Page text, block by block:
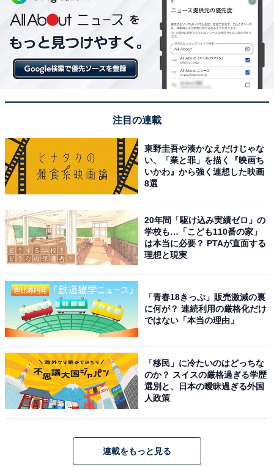
2位：諏訪部順一
第2位にランクインしたのは、諏訪部順一さん。アニメ
『呪術廻戦』両面宿儺役、映画『ヴェノム』エディ・ブ
ロック役（吹き替え）など、多くのキャラクターを演じ
ています。
独特のバリトンボイスが印象的な諏訪部さん。ナレータ
ーやラジオDJとしてキャリアをスタートさせ、アニメ
『テニスの王子様』跡部景吾役で声優として一躍注目を
集めました。2005年には同キャラクター名義でキャラク
ターソングをリリースすると、オリコンTOP10ランクイ
ンを達成。以降、本人名義での音楽活動も精力的に行っ
ています。
回答者からは「声に惚れる（40代男性／千葉県）」「イ
都）」などの声が寄せられました。
「声に色気があると思います。というか、声に色気がだ
ていたい声（20代女性／山形県）」「theイケオジのよう
な低音ボイスで良い声をされていると思います！（20代
注目の連載
東野圭吾や湊かなえだけじゃな
い、「業と罪」を描く『映画ち
いかわ』から強く連想した映画
8選
20年間「駆け込み実績ゼロ」の
学校も…「こども110番の家」
は本当に必要？ PTAが直面する
理想と現実
「青春18きっぷ」販売激減の裏
に何が？ 連続利用の厳格化だけ
ではない「本当の理由」
「移民」に冷たいのはどっちな
のか？ スイスの厳格過ぎる学歴
選別と、日本の曖昧過ぎる外国
人政策
連載をもっと見る